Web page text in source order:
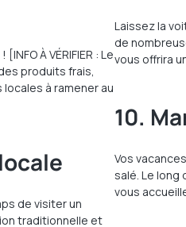
À VÉRIFIER : Le
produits frais,
à ramener au
de visiter un
traditionnelle et
Laissez la
de
vous offrira
10.
Vos
salé. Le long
vous